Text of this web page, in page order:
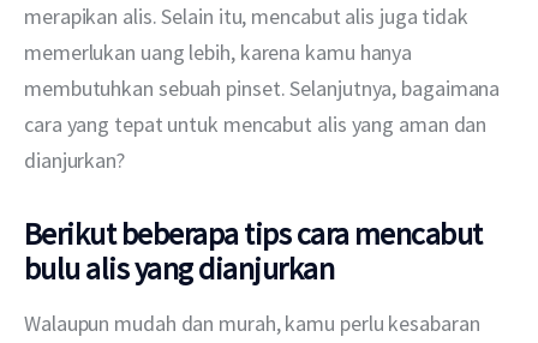
merapikan alis. Selain itu, mencabut alis juga tidak
memerlukan uang lebih, karena kamu hanya
membutuhkan sebuah pinset. Selanjutnya, bagaimana
cara yang tepat untuk mencabut alis yang aman dan
dianjurkan?
Berikut beberapa tips cara mencabut
bulu alis yang dianjurkan
Walaupun mudah dan murah, kamu perlu kesabaran